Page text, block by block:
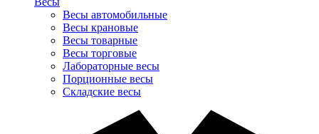
Весы автомобильные
Весы крановые
Весы товарные
Весы торговые
Лабораторные весы
Порционные весы
Складские весы